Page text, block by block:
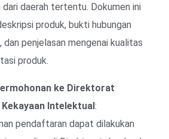
dari daerah tertentu. Dokumen ini
produk, bukti hubungan
dan penjelasan mengenai kualitas
produk.
ke Direktorat
Intelektual:
pendaftaran dapat dilakukan